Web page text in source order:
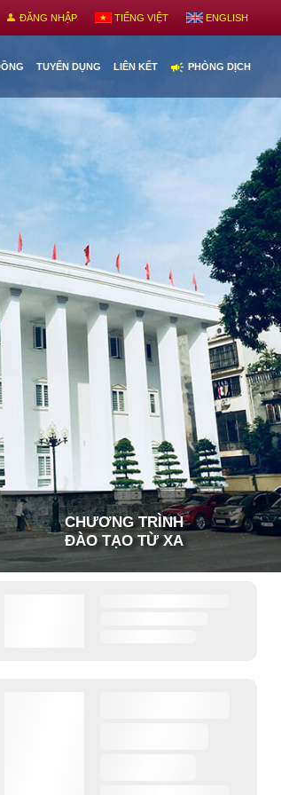
person ĐĂNG NHẬP TIẾNG VIỆT ENGLISH
TUYỂN DỤNG LIÊN KẾT campaign PHÒNG DỊCH
CHƯƠNG TRÌNH
ĐÀO TẠO TỪ XA